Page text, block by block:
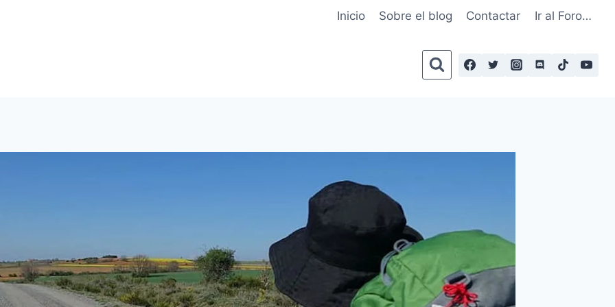
Inicio Sobre el blog Contactar Ir al Foro…